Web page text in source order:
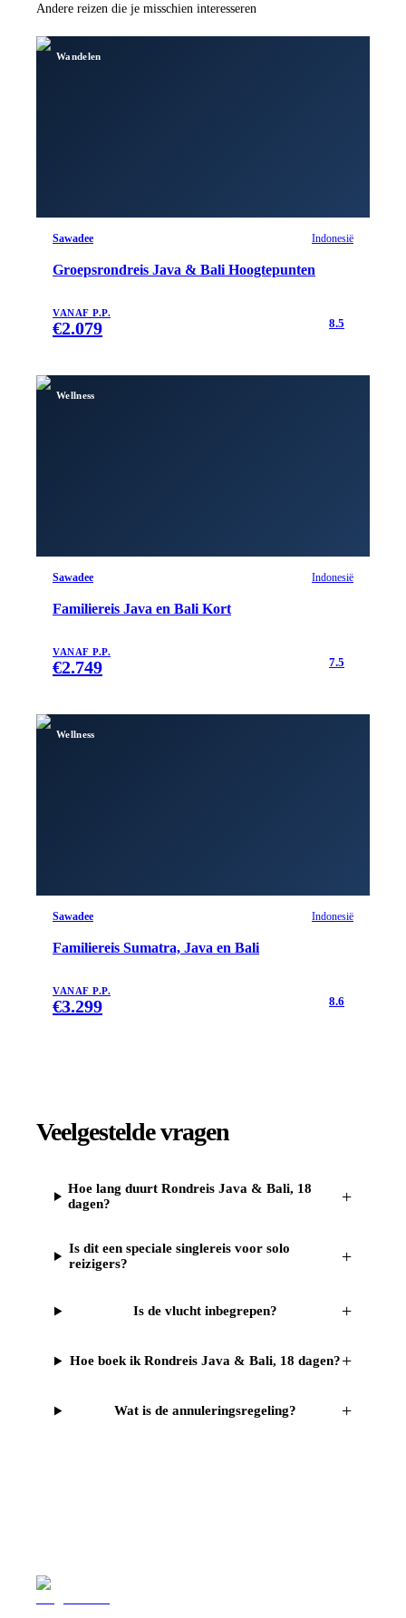
Andere reizen die je misschien interesseren
Wandelen
Sawadee Indonesië
Groepsrondreis Java & Bali Hoogtepunten
VANAF P.P.
€2.079 8.5
Wellness
Sawadee Indonesië
Familiereis Java en Bali Kort
VANAF P.P.
€2.749 7.5
Wellness
Sawadee Indonesië
Familiereis Sumatra, Java en Bali
VANAF P.P.
€3.299 8.6
Veelgestelde vragen
Hoe lang duurt Rondreis Java & Bali, 18
dagen?
+
Is dit een speciale singlereis voor solo
reizigers?
+
Is de vlucht inbegrepen? +
Hoe boek ik Rondreis Java & Bali, 18 dagen?+
Wat is de annuleringsregeling? +